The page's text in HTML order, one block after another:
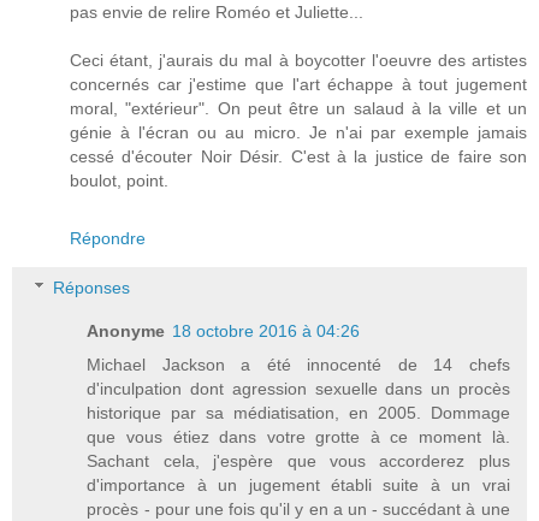
pas envie de relire Roméo et Juliette...
Ceci étant, j'aurais du mal à boycotter l'oeuvre des artistes
concernés car j'estime que l'art échappe à tout jugement
moral, "extérieur". On peut être un salaud à la ville et un
génie à l'écran ou au micro. Je n'ai par exemple jamais
cessé d'écouter Noir Désir. C'est à la justice de faire son
boulot, point.
Répondre
Réponses
Anonyme 18 octobre 2016 à 04:26
Michael Jackson a été innocenté de 14 chefs
d'inculpation dont agression sexuelle dans un procès
historique par sa médiatisation, en 2005. Dommage
que vous étiez dans votre grotte à ce moment là.
Sachant cela, j'espère que vous accorderez plus
d'importance à un jugement établi suite à un vrai
procès - pour une fois qu'il y en a un - succédant à une